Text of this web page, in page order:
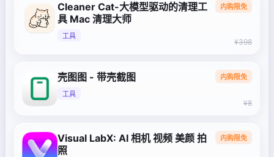
Cleaner Cat-大模型驱动的清理工
具 Mac 清理大师
工具
内购限免
¥398
壳图图 - 带壳截图
工具
内购限免
¥8
Visual LabX: AI 相机 视频 美颜 拍
照
内购限免